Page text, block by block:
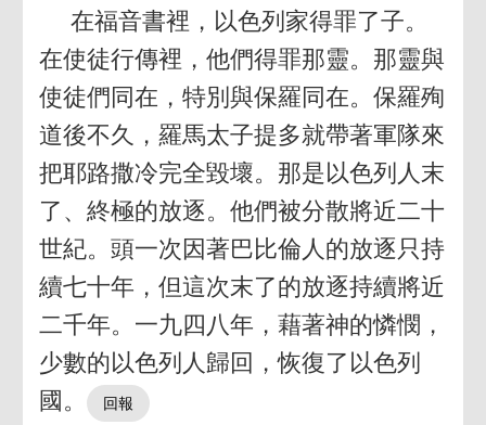
在福音書裡，以色列家得罪了子。
在使徒行傳裡，他們得罪那靈。那靈與
使徒們同在，特別與保羅同在。保羅殉
道後不久，羅馬太子提多就帶著軍隊來
把耶路撒冷完全毀壞。那是以色列人末
了、終極的放逐。他們被分散將近二十
世紀。頭一次因著巴比倫人的放逐只持
續七十年，但這次末了的放逐持續將近
二千年。一九四八年，藉著神的憐憫，
少數的以色列人歸回，恢復了以色列
國。